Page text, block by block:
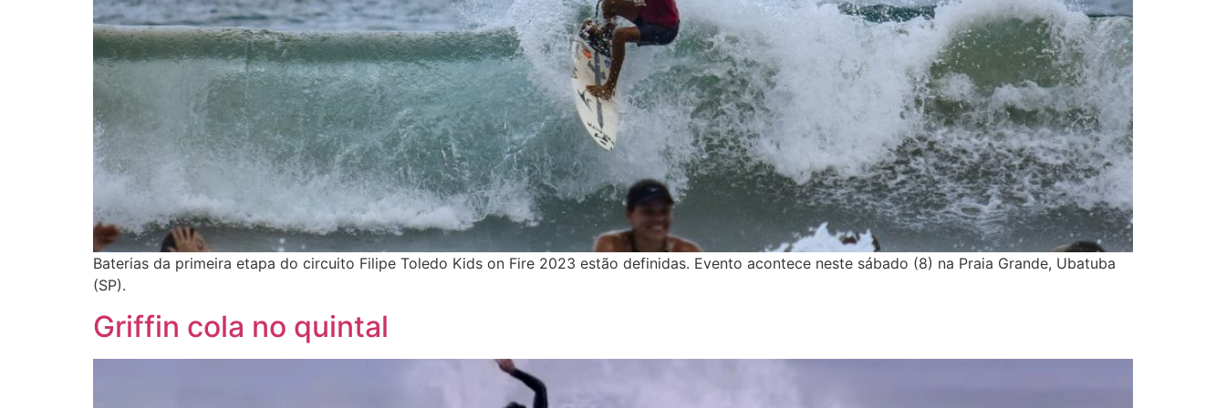
Baterias da primeira etapa do circuito Filipe Toledo Kids on Fire 2023 estão definidas. Evento acontece neste sábado (8) na Praia Grande, Ubatuba
(SP).
Griffin cola no quintal